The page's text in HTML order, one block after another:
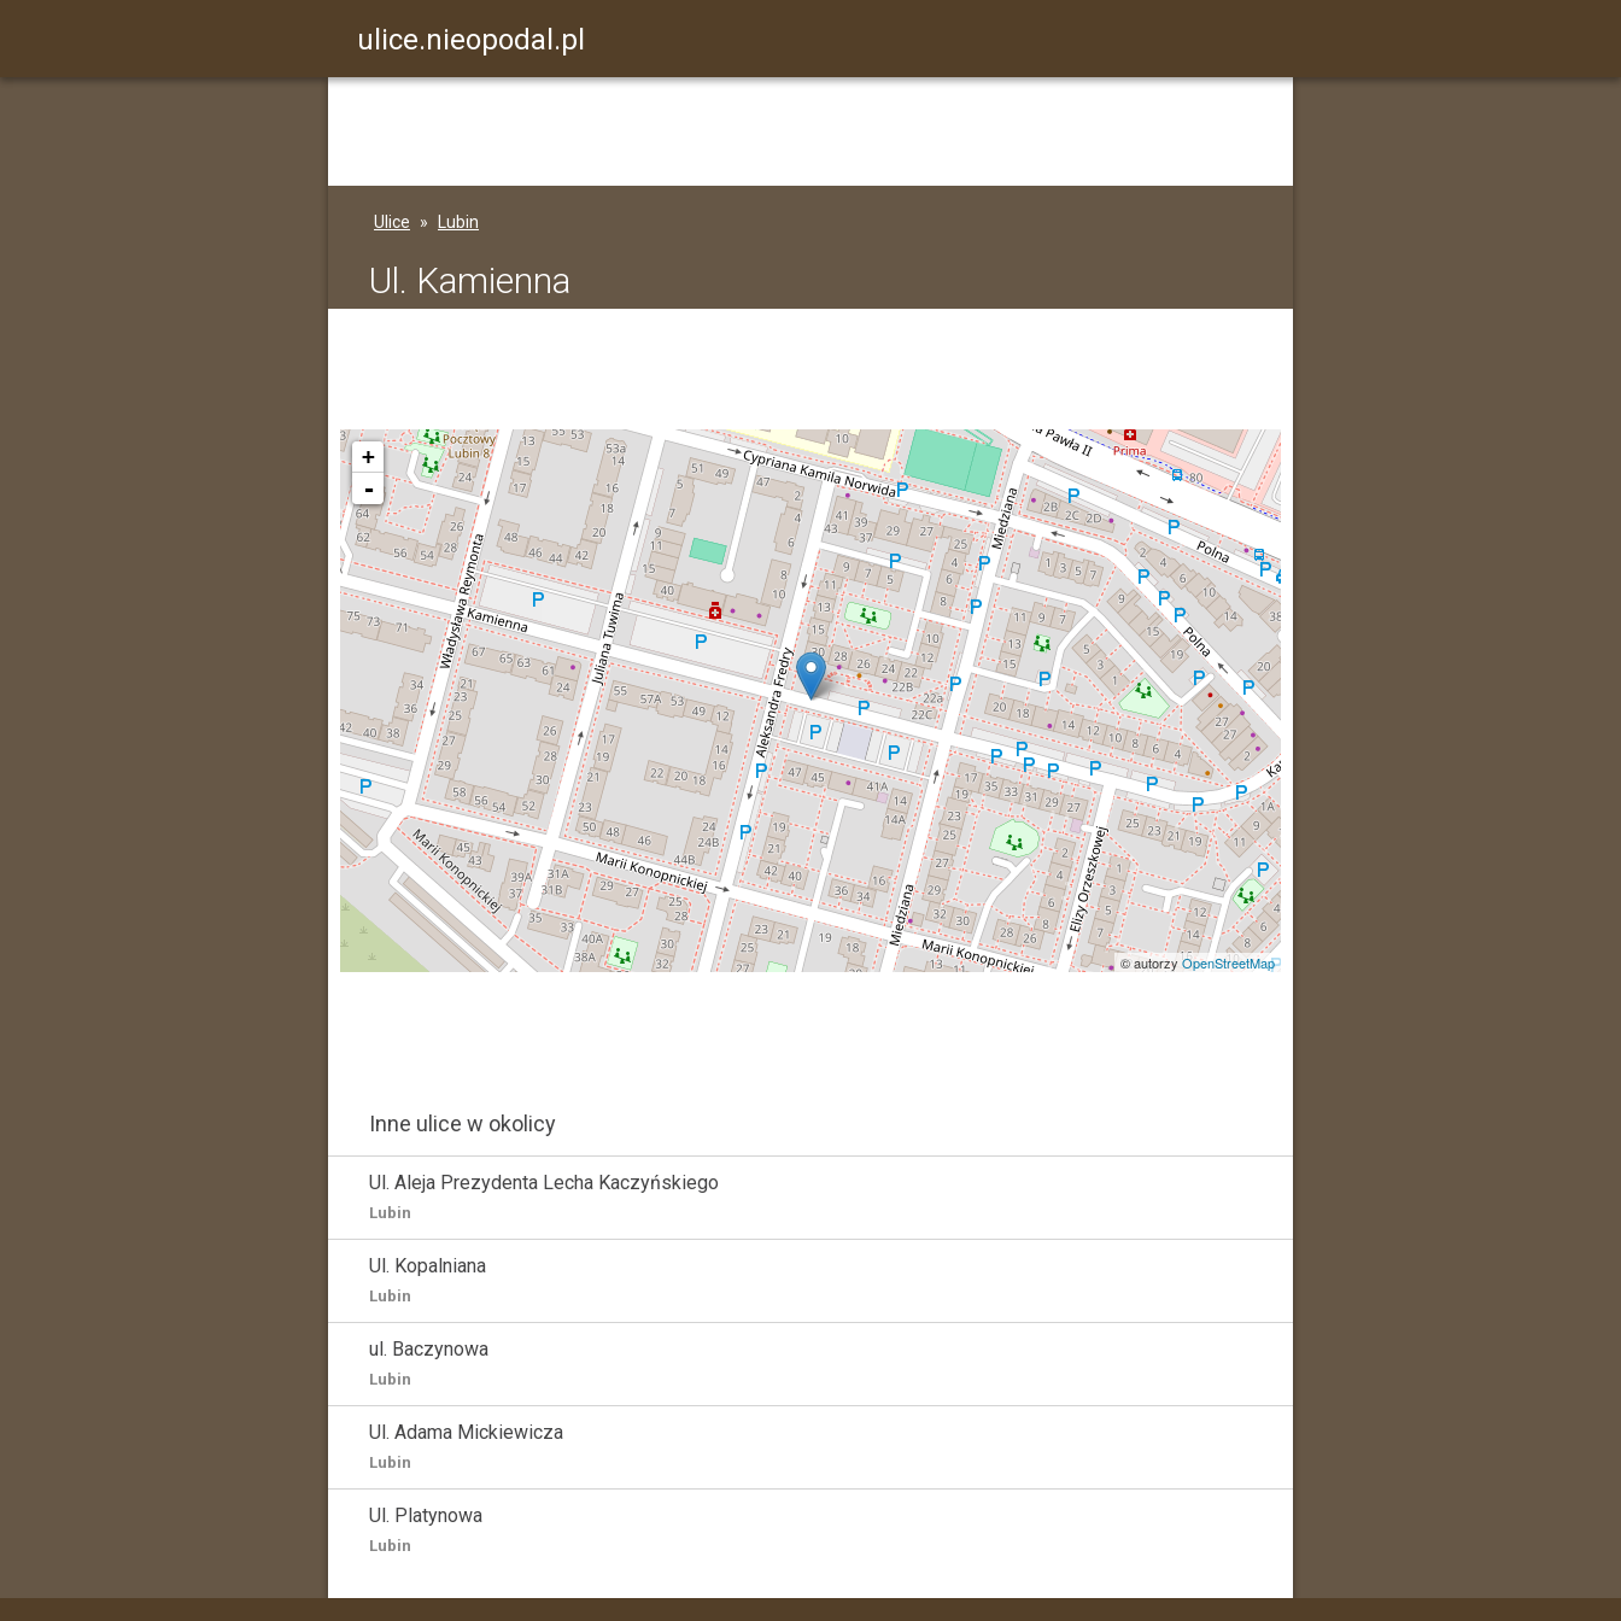
ulice.nieopodal.pl
Ulice Lubin
Ul. Kamienna
+
-
© autorzy OpenStreetMap
Inne ulice w okolicy
Ul. Aleja Prezydenta Lecha Kaczyńskiego
Lubin
Ul. Kopalniana
Lubin
ul. Baczynowa
Lubin
Ul. Adama Mickiewicza
Lubin
Ul. Platynowa
Lubin